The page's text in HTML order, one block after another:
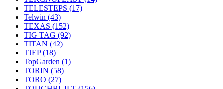
TELESTEPS (17)
Telwin (43)
TEXAS (152)
TIG TAG (92)
TITAN (42)
TJEP(18)
TopGarden (1)
TORIN (58)
TORO (27)